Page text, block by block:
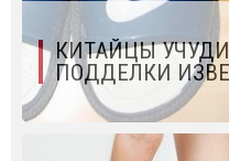
КИТАЙЦЫ
ПОДДЕЛКИ